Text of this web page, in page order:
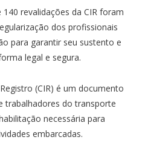
revalidações da CIR foram
dos profissionais
para garantir seu sustento e
legal e segura.
(CIR) é um documento
trabalhadores do transporte
necessária para
embarcadas.